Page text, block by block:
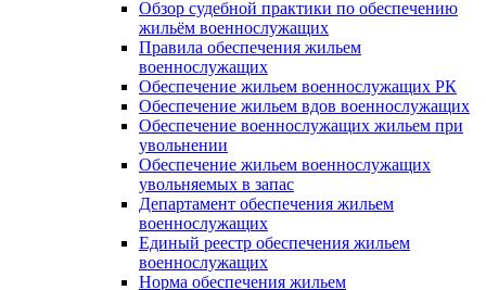
Обзор судебной практики по обеспечению
жильём военнослужащих
Правила обеспечения жильем
военнослужащих
Обеспечение жильем военнослужащих РК
Обеспечение жильем вдов военнослужащих
Обеспечение военнослужащих жильем при
увольнении
Обеспечение жильем военнослужащих
увольняемых в запас
Департамент обеспечения жильем
военнослужащих
Единый реестр обеспечения жильем
военнослужащих
Норма обеспечения жильем